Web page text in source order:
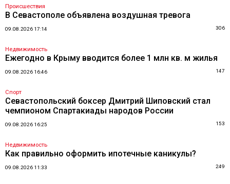
Происшествия
В Севастополе объявлена воздушная тревога
09.08.2026 17:14 306
Недвижимость
Ежегодно в Крыму вводится более 1 млн кв. м жилья
09.08.2026 16:46 147
Спорт
Севастопольский боксер Дмитрий Шиповский стал
чемпионом Спартакиады народов России
09.08.2026 16:25 153
Недвижимость
Как правильно оформить ипотечные каникулы?
09.08.2026 11:33 249